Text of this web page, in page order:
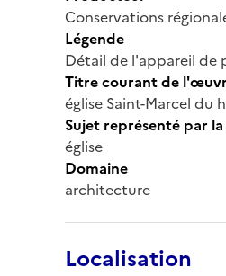
Conservations
Légende
Détail de l'appareil de
Titre courant de
église Saint-Marcel du
Sujet représenté par
église
Domaine
architecture
Localisation